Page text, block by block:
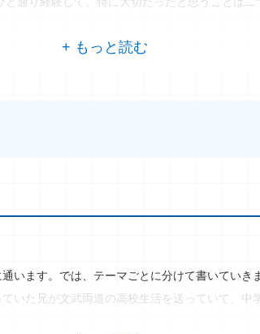
います。では、テーマごとに分けて書いていき
いた兄が文武両道の高校生活を送っていて、中